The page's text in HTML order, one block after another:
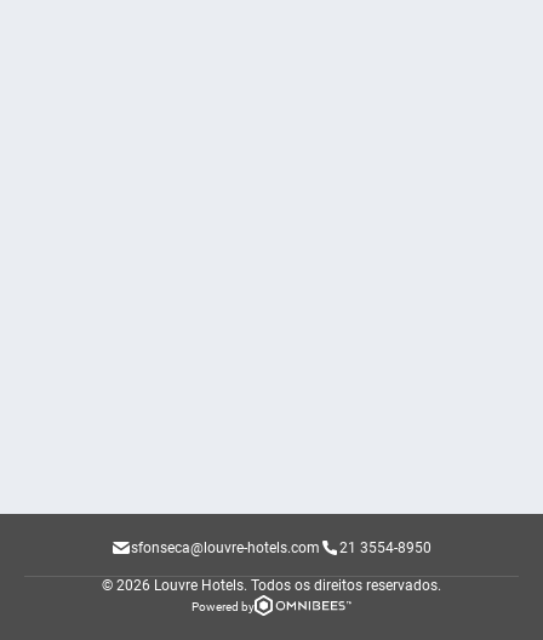
sfonseca@louvre-hotels.com 21 3554-8950
© 2026 Louvre Hotels. Todos os direitos reservados.
Powered by